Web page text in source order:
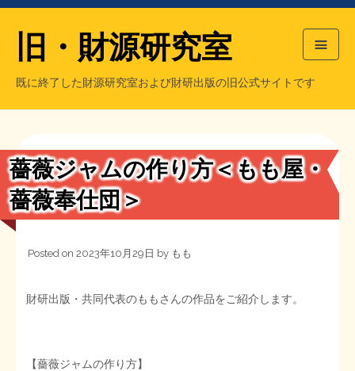
シン財源はあなたです／合同誌／旧・サブカル分室
もっと知りたい方へ
マネクリ戦士 RED & BLACK
旧・財源研究室
既に終了した財源研究室および財研出版の旧公式サイトです
会計報告
会計報告
薔薇ジャムの作り方＜もも屋・
薔薇奉仕団＞
Posted on 2023年10月29日 by もも
財研出版・共同代表のももさんの作品をご紹介します。
【薔薇ジャムの作り方】